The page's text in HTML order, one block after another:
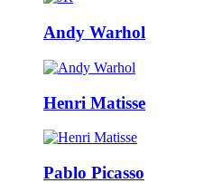
Andy Warhol
Henri Matisse
Pablo Picasso